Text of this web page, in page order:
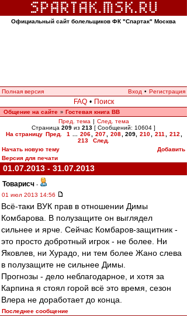
Официальный сайт болельщиков ФК "Спартак" Москва
Полная версия Вход • Регистрация
FAQ • Поиск
Общение на сайте » Гостевая книга ВВ
Пред. тема | След. тема
Страница 209 из 213 [ Сообщений: 10604 ]
На страницу Пред. 1 206 207 208 209, 210 211 212
213
След.
Начать новую тему
Добавить
Версия для печати
01.07.2013 - 31.07.2013
Товарисч -
01 июл 2013 14:56
Всё-таки ВУК прав в отношении Димы
Комбарова. В полузащите он выглядел
сильнее и ярче. Сейчас Комбаров-защитник -
это просто добротный игрок - не более. Ни
Яковлев, ни Хурадо, ни тем более Жано слева
в полузащите не сильнее Димы.
Прогнозы - дело неблагодарное, и хотя за
Карпина я стоял горой всё это время, сезон
Влера не доработает до конца.
Последнее сообщение